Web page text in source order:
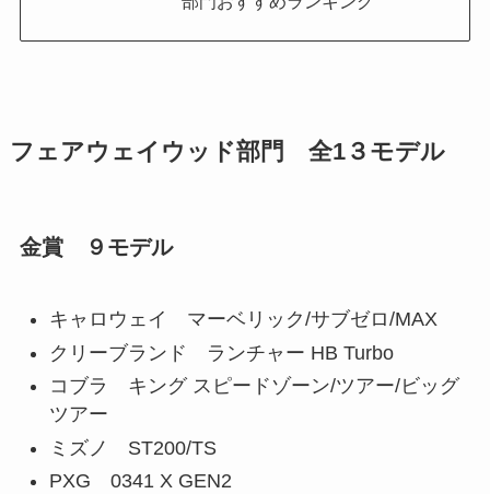
フェアウェイウッド部門 全1３モデル
金賞 ９モデル
キャロウェイ マーベリック/サブゼロ/MAX
クリーブランド ランチャー HB Turbo
コブラ キング スピードゾーン/ツアー/ビッグ
ツアー
ミズノ ST200/TS
PXG 0341 X GEN2